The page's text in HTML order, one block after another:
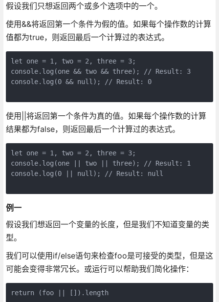
假设我们只想返回两个或多个选项中的一个。
使用&&将返回第一个条件为假的值。如果每个操作数的计算
值都为true，则返回最后一个计算过的表达式。
let one = 1, two = 2, three = 3;
console.log(one && two && three); // Result: 3
console.log(0 && null); // Result: 0
使用||将返回第一个条件为真的值。如果每个操作数的计算
结果都为false，则返回最后一个计算过的表达式。
let one = 1, two = 2, three = 3;
console.log(one || two || three); // Result: 1
console.log(0 || null); // Result: null
例一
假设我们想返回一个变量的长度，但是我们不知道变量的类
型。
我们可以使用if/else语句来检查foo是可接受的类型，但是这
可能会变得非常冗长。或运行可以帮助我们简化操作：
return (foo || []).length